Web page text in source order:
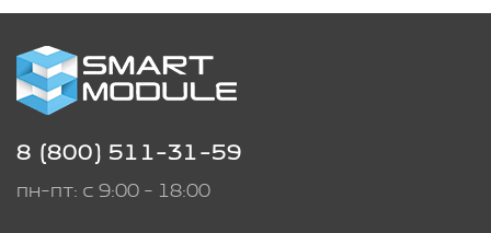
8 (800) 511-31-59
пн-пт: с 9:00 - 18:00